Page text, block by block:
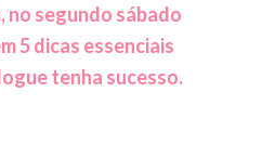
no segundo sábado
5 dicas essenciais
tenha sucesso.